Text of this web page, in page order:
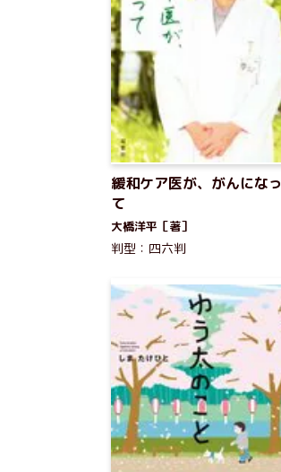
緩和ケア医が、がんになっ
て
大橋洋平［著］
判型：四六判